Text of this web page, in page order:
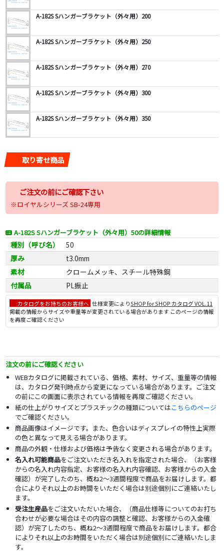
A-182S Sハンガーブラケット（外々用）200
A-182S Sハンガーブラケット（外々用）250
A-182S Sハンガーブラケット（外々用）270
A-182S Sハンガーブラケット（外々用）300
A-182S Sハンガーブラケット（外々用）350
取り寄せ商品
ご注文の前にご確認下さい
※ロイヤルシリーズ SB-24専用
A-182S Sハンガーブラケット（外々用）50の詳細情報
種別（呼び名）
50
厚み
t3.0mm
素材
クロームメッキ、スチール特殊鋼
付属品
PL振止
カタログをお持ちのお客様へ 仕様変更によりSHOP for SHOP カタログ VOL.11
掲載の情報からサイズや重量等が変更されている場合があります このページの情報
を再度ご確認ください
注文の前にご確認ください
WEBカタログに掲載されている、価格、素材、サイズ、重量等の情報
は、カタログ発刊時点から変更になっている場合があります。ご注文
の前にこの画面に表示されている情報を再度ご確認ください。
紙の仕上がりサイズとプラスチックの種類についてはこちらのページ
でご確認ください。
商品画像はイメージです。また、色合いはディスプレイの特性上実際
の色と異なって見える場合があります。
商品の外観・仕様および価格は予告なく変更される場合があります。
名入れ可能商品をご注文いただき名入れを指定された場合、（お客様
からの名入れ内容指定、お客様の名入れ内容確認、お客様からの入金
確認）が完了したのち、概ね2～3週間程度で商品をお届けします。都
合によりそれ以上のお時間をいただく場合は別途個別にご連絡いたし
ます。
受注生産品をご注文いただいた場合、（商品仕様等についてのお打ち
合わせが必要な場合はその内容の調整と確認、お客様からの入金確
認）が完了したのち、概ね2～3週間程度で商品をお届けします。都合
によりそれ以上のお時間をいただく場合は別途個別にご連絡いたしま
す。